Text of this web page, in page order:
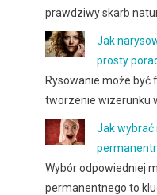
prawdziwy skarb
Jak
prosty
Rysowanie może być
tworzenie wizerunku
Jak wybrać
Wybór odpowiedniej
permanentnego to